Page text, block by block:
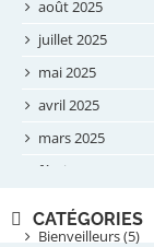
août 2025
juillet 2025
mai 2025
avril 2025
mars 2025
février 2025
septembre 2024
CATÉGORIES
Bienveilleurs (5)